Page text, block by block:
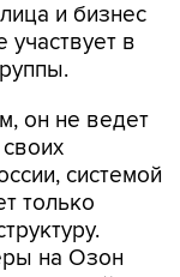
и бизнес
в
он не ведет
системой
только
на Озон